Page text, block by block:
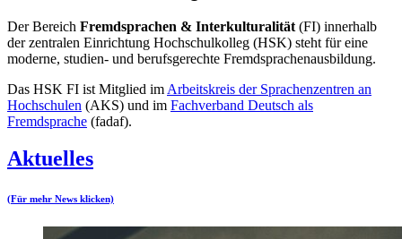
Der Bereich Fremdsprachen & Interkulturalität (FI) innerhalb
der zentralen Einrichtung Hochschulkolleg (HSK) steht für eine
moderne, studien- und berufsgerechte Fremdsprachenausbildung.
Das HSK FI ist Mitglied im Arbeitskreis der Sprachenzentren an
Hochschulen (AKS) und im Fachverband Deutsch als
Fremdsprache (fadaf).
Aktuelles
(Für mehr News klicken)